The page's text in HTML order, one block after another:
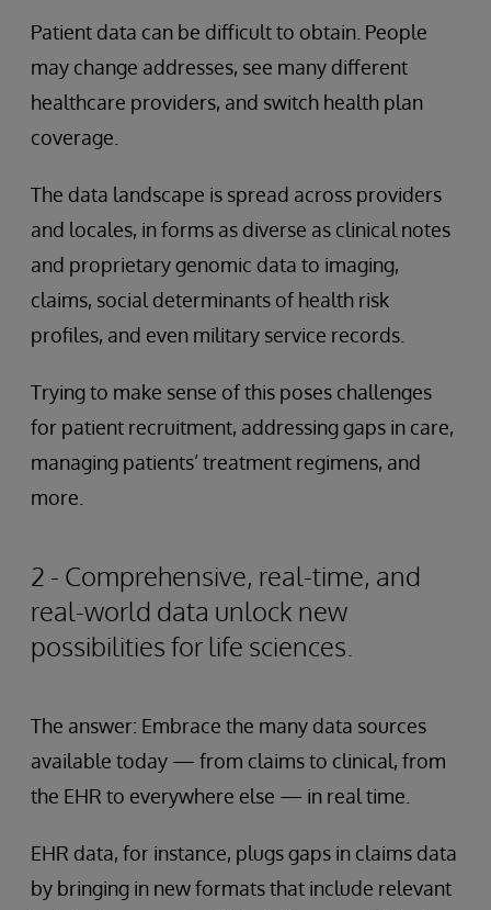
Patient data can be difficult to obtain. People
may change addresses, see many different
healthcare providers, and switch health plan
coverage.
The data landscape is spread across providers
and locales, in forms as diverse as clinical notes
and proprietary genomic data to imaging,
claims, social determinants of health risk
profiles, and even military service records.
Trying to make sense of this poses challenges
for patient recruitment, addressing gaps in care,
managing patients’ treatment regimens, and
more.
2 - Comprehensive, real-time, and
real-world data unlock new
possibilities for life sciences.
The answer: Embrace the many data sources
available today — from claims to clinical, from
the EHR to everywhere else — in real time.
EHR data, for instance, plugs gaps in claims data
by bringing in new formats that include relevant